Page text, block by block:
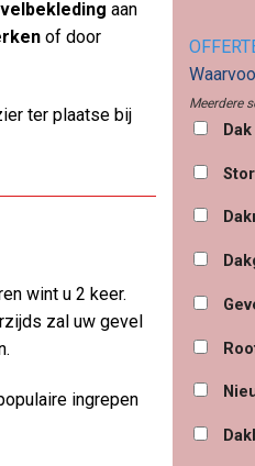
aan
of door
ter plaatse bij
wint u 2 keer.
zal uw gevel
ingrepen
Meerdere